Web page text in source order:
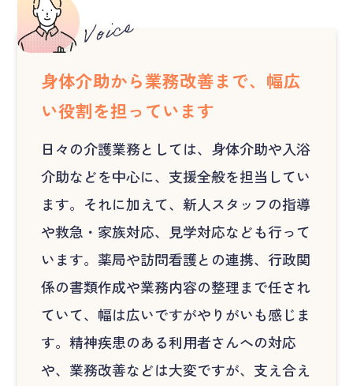
身体介助から業務改善まで、幅広
い役割を担っています
日々の介護業務としては、身体介助や入浴
介助などを中心に、支援全般を担当してい
ます。それに加えて、新人スタッフの指導
や救急・家族対応、見学対応なども行って
います。薬局や訪問看護との連携、行政関
係の書類作成や業務内容の整理まで任され
ていて、幅は広いですがやりがいも感じま
す。精神疾患のある利用者さんへの対応
や、業務改善などは大変ですが、支え合え